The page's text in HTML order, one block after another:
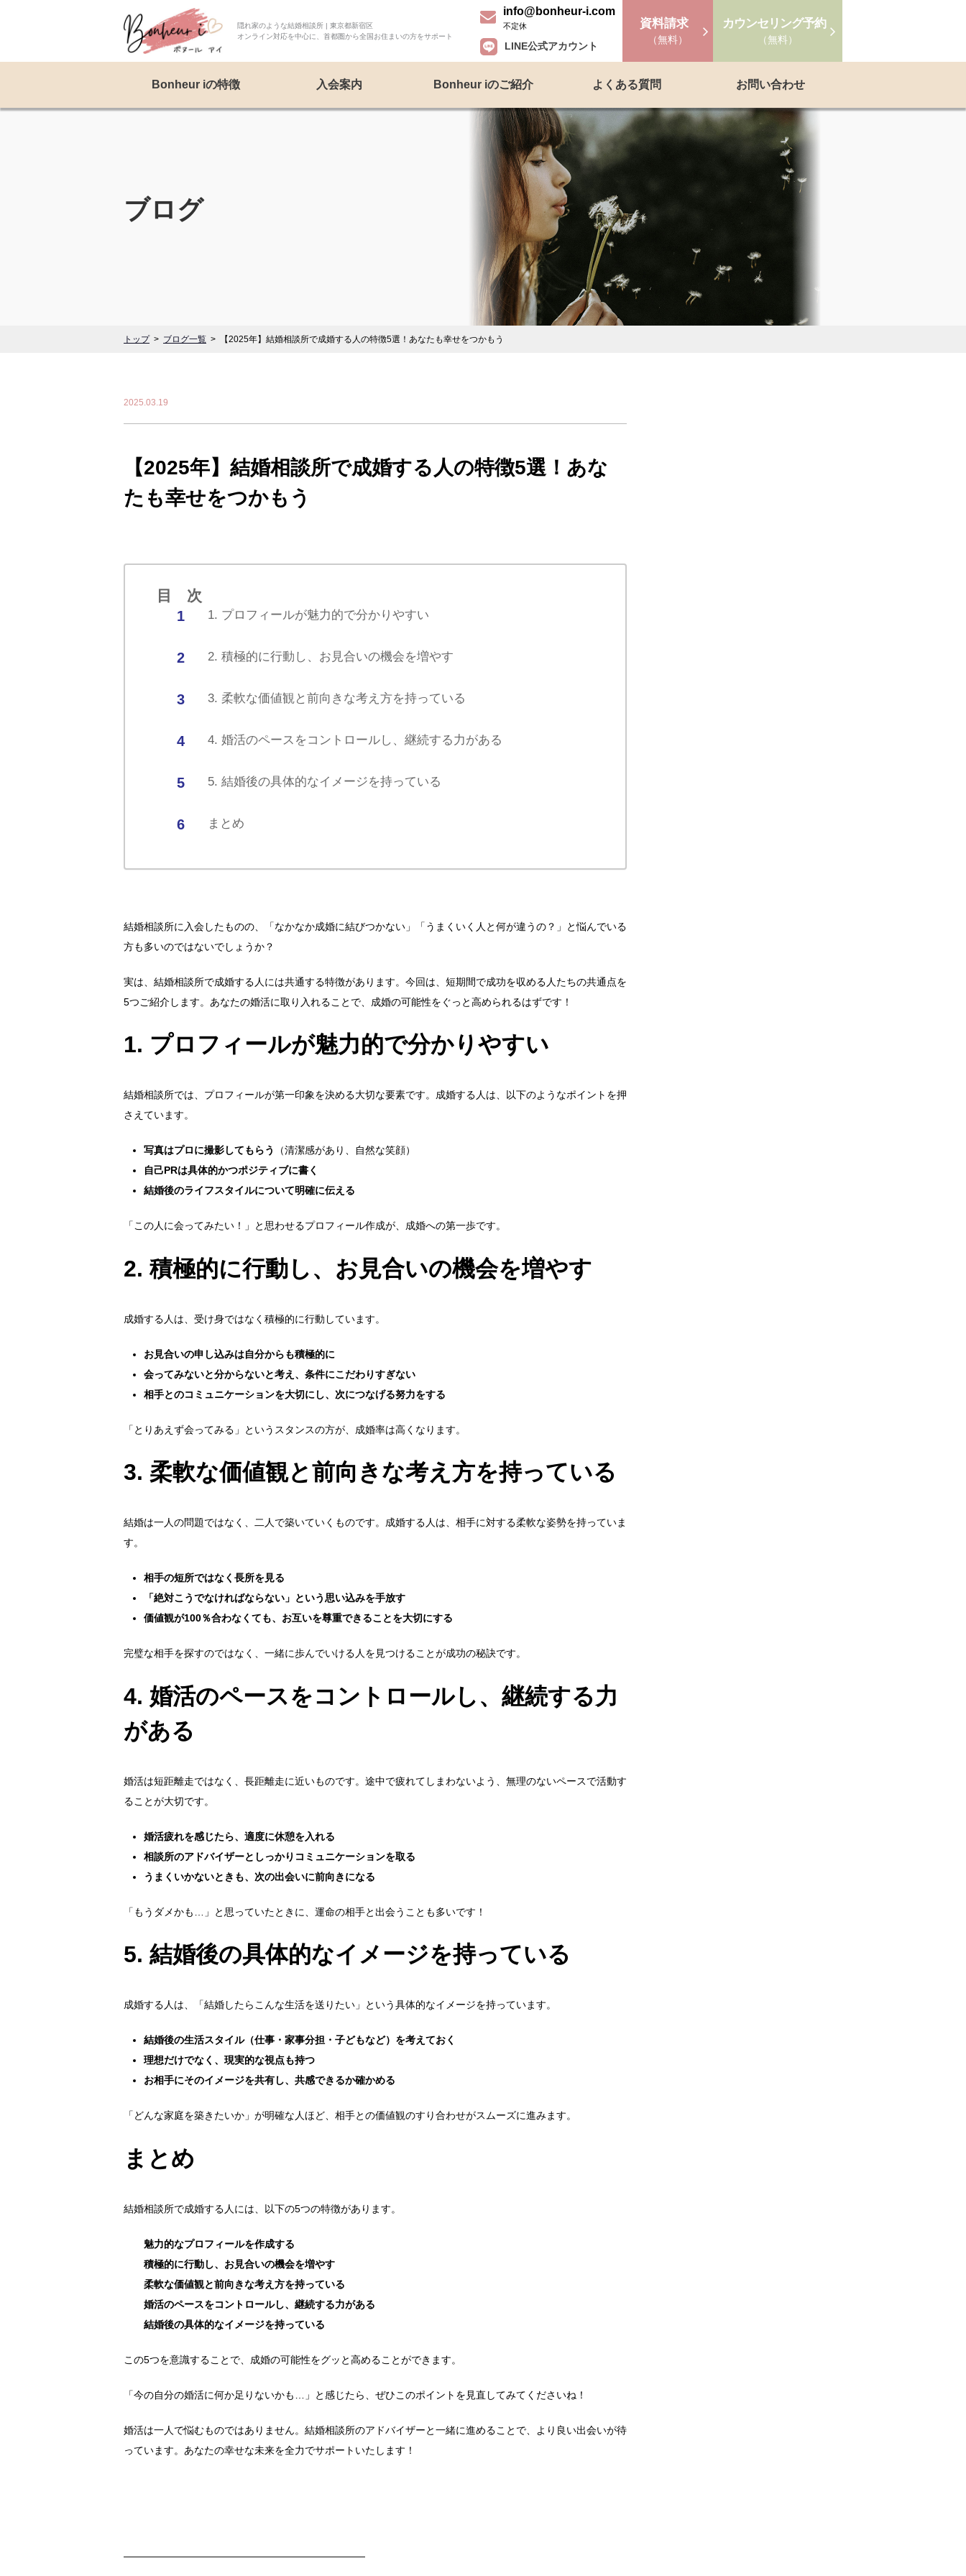
隠れ家のような結婚相談所 | 東京都新宿区
オンライン対応を中心に、首都圏から全国お住まいの方をサポート
info@bonheur-i.com
不定休
LINE公式アカウント
資料請求
（無料）
カウンセリング予約
（無料）
Bonheur iの特徴 入会案内 Bonheur iのご紹介 よくある質問 お問い合わせ
ブログ
トップ ブログ一覧 【2025年】結婚相談所で成婚する人の特徴5選！あなたも幸せをつかもう
2025.03.19
【2025年】結婚相談所で成婚する人の特徴5選！あな
たも幸せをつかもう
目 次
1. プロフィールが魅力的で分かりやすい
2. 積極的に行動し、お見合いの機会を増やす
3. 柔軟な価値観と前向きな考え方を持っている
4. 婚活のペースをコントロールし、継続する力がある
5. 結婚後の具体的なイメージを持っている
まとめ
結婚相談所に入会したものの、「なかなか成婚に結びつかない」「うまくいく人と何が違うの？」と悩んでいる
方も多いのではないでしょうか？
実は、結婚相談所で成婚する人には共通する特徴があります。今回は、短期間で成功を収める人たちの共通点を
5つご紹介します。あなたの婚活に取り入れることで、成婚の可能性をぐっと高められるはずです！
1. プロフィールが魅力的で分かりやすい
結婚相談所では、プロフィールが第一印象を決める大切な要素です。成婚する人は、以下のようなポイントを押
さえています。
写真はプロに撮影してもらう
（清潔感があり、自然な笑顔）
自己PRは具体的かつポジティブに書く
結婚後のライフスタイルについて明確に伝える
「この人に会ってみたい！」と思わせるプロフィール作成が、成婚への第一歩です。
2. 積極的に行動し、お見合いの機会を増やす
成婚する人は、受け身ではなく積極的に行動しています。
お見合いの申し込みは自分からも積極的に
会ってみないと分からないと考え、条件にこだわりすぎない
相手とのコミュニケーションを大切にし、次につなげる努力をする
「とりあえず会ってみる」というスタンスの方が、成婚率は高くなります。
3. 柔軟な価値観と前向きな考え方を持っている
結婚は一人の問題ではなく、二人で築いていくものです。成婚する人は、相手に対する柔軟な姿勢を持っていま
す。
相手の短所ではなく長所を見る
「絶対こうでなければならない」という思い込みを手放す
価値観が100％合わなくても、お互いを尊重できることを大切にする
完璧な相手を探すのではなく、一緒に歩んでいける人を見つけることが成功の秘訣です。
4. 婚活のペースをコントロールし、継続する力
がある
婚活は短距離走ではなく、長距離走に近いものです。途中で疲れてしまわないよう、無理のないペースで活動す
ることが大切です。
婚活疲れを感じたら、適度に休憩を入れる
相談所のアドバイザーとしっかりコミュニケーションを取る
うまくいかないときも、次の出会いに前向きになる
「もうダメかも…」と思っていたときに、運命の相手と出会うことも多いです！
5. 結婚後の具体的なイメージを持っている
成婚する人は、「結婚したらこんな生活を送りたい」という具体的なイメージを持っています。
結婚後の生活スタイル（仕事・家事分担・子どもなど）を考えておく
理想だけでなく、現実的な視点も持つ
お相手にそのイメージを共有し、共感できるか確かめる
「どんな家庭を築きたいか」が明確な人ほど、相手との価値観のすり合わせがスムーズに進みます。
まとめ
結婚相談所で成婚する人には、以下の5つの特徴があります。
魅力的なプロフィールを作成する
積極的に行動し、お見合いの機会を増やす
柔軟な価値観と前向きな考え方を持っている
婚活のペースをコントロールし、継続する力がある
結婚後の具体的なイメージを持っている
この5つを意識することで、成婚の可能性をグッと高めることができます。
「今の自分の婚活に何か足りないかも…」と感じたら、ぜひこのポイントを見直してみてくださいね！
婚活は一人で悩むものではありません。結婚相談所のアドバイザーと一緒に進めることで、より良い出会いが待
っています。あなたの幸せな未来を全力でサポートいたします！
————————————————————————